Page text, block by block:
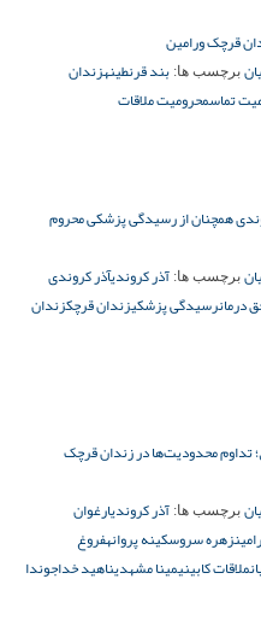
قرچک ورامین
برچسب ها: بند قرنطینهزندان
تماسمحرومیت ملاقات
همچنان از رسیدگی پزشکی محروم
برچسب ها: آذر کروندیآذر کروندی
درمانرسیدگی پزشکیزندان قرچکزندان
تداوم محدودیت‌ها در زندان قرچک
برچسب ها: آذر کروندیارغوان
زهره سروسکینه پروانهفروغ
ملاقات کابینیمینا مشهدیناهید خداجوندا